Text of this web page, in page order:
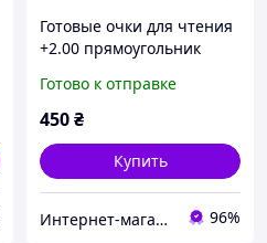
Готовые очки для чтения
+2.00 прямоугольник
Готово к отправке
450₴
Купить
Интернет-магазин TVOЁ 96%